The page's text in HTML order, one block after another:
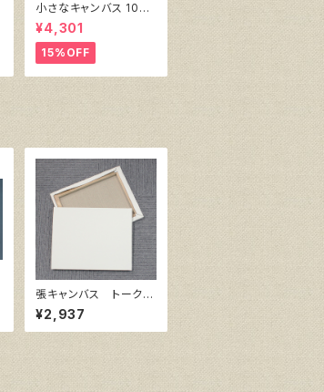
小さなキャンバス 10枚
セット（ホワイト塗りキャ
ンバス張り）
¥4,301
15%OFF
張キャンバス トーク
ロ 赤SP F10 530
㎜×455㎜
¥2,937